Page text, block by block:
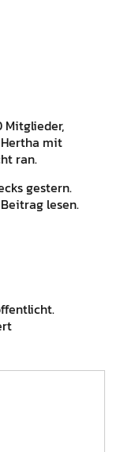
Mitglieder,
mit
ran.
gestern.
lesen.